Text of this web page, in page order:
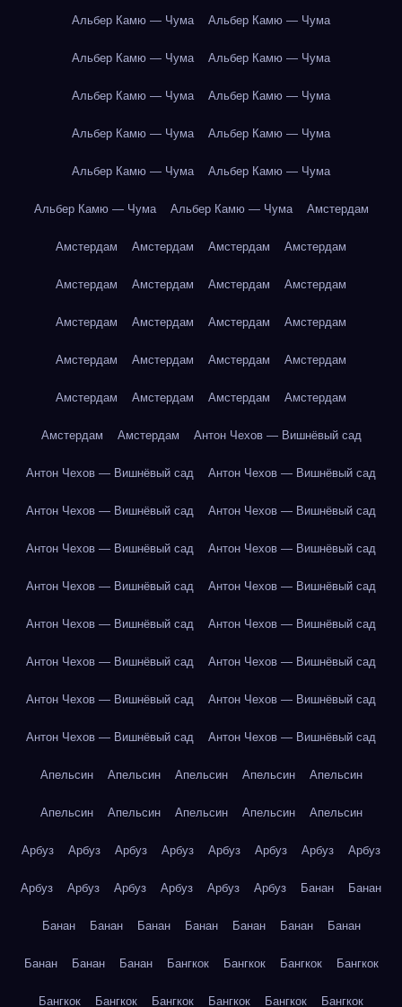
Альбер Камю — Чума Альбер Камю — Чума
Альбер Камю — Чума Альбер Камю — Чума
Альбер Камю — Чума Альбер Камю — Чума
Альбер Камю — Чума Альбер Камю — Чума
Альбер Камю — Чума Альбер Камю — Чума
Альбер Камю — Чума Альбер Камю — Чума Амстердам
Амстердам Амстердам Амстердам Амстердам
Амстердам Амстердам Амстердам Амстердам
Амстердам Амстердам Амстердам Амстердам
Амстердам Амстердам Амстердам Амстердам
Амстердам Амстердам Амстердам Амстердам
Амстердам Амстердам Антон Чехов — Вишнёвый сад
Антон Чехов — Вишнёвый сад Антон Чехов — Вишнёвый сад
Антон Чехов — Вишнёвый сад Антон Чехов — Вишнёвый сад
Антон Чехов — Вишнёвый сад Антон Чехов — Вишнёвый сад
Антон Чехов — Вишнёвый сад Антон Чехов — Вишнёвый сад
Антон Чехов — Вишнёвый сад Антон Чехов — Вишнёвый сад
Антон Чехов — Вишнёвый сад Антон Чехов — Вишнёвый сад
Антон Чехов — Вишнёвый сад Антон Чехов — Вишнёвый сад
Антон Чехов — Вишнёвый сад Антон Чехов — Вишнёвый сад
Апельсин Апельсин Апельсин Апельсин Апельсин
Апельсин Апельсин Апельсин Апельсин Апельсин
Арбуз Арбуз Арбуз Арбуз Арбуз Арбуз Арбуз Арбуз
Арбуз Арбуз Арбуз Арбуз Арбуз Арбуз Банан Банан
Банан Банан Банан Банан Банан Банан Банан
Банан Банан Банан Бангкок Бангкок Бангкок Бангкок
Бангкок Бангкок Бангкок Бангкок Бангкок Бангкок